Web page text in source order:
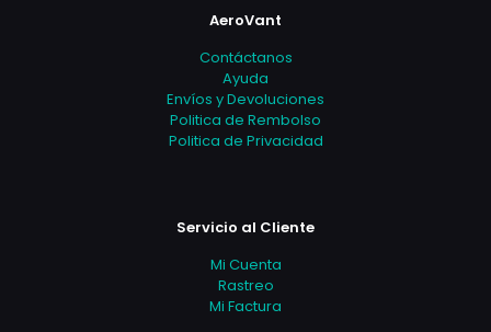
AeroVant
Contáctanos
Ayuda
Envíos y Devoluciones
Politica de Rembolso
Politica de Privacidad
Servicio al Cliente
Mi Cuenta
Rastreo
Mi Factura